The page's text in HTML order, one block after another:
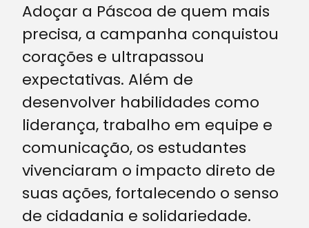
Adoçar a Páscoa de quem mais
precisa, a campanha conquistou
corações e ultrapassou
expectativas. Além de
desenvolver habilidades como
liderança, trabalho em equipe e
comunicação, os estudantes
vivenciaram o impacto direto de
suas ações, fortalecendo o senso
de cidadania e solidariedade.